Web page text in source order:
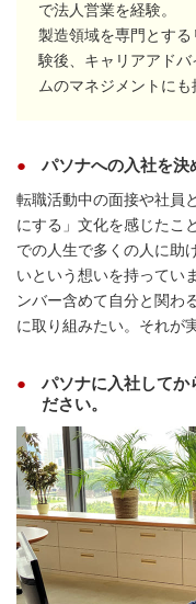
で法人営業を経験。
製造領域を専門とす
験後、キャリアアド
ムのマネジメントに
パソナへの入社を決
転職活動中の面接や社員
にする」文化を感じたこ
での人生で多くの人に助
いという想いを持ってい
ンバー含めて自分と関わ
に取り組みたい。それが
パソナに入社してか
ださい。